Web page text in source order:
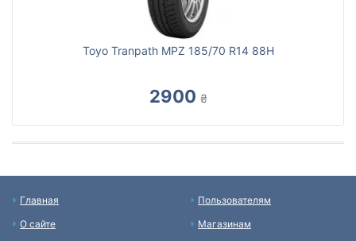
Toyo Tranpath MPZ 185/70 R14 88H
2900 ₴
Главная
О сайте
Пользователям
Магазинам